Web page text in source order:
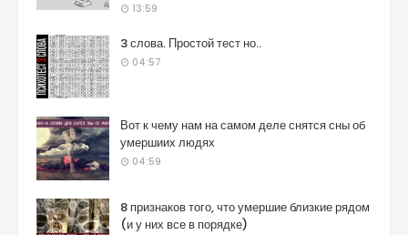
13:59
3 слова. Простой тест но..
04:57
Вот к чему нам на самом деле снятся сны об
умершиих людях
04:59
8 признаков того, что умершие близкие рядом
(и у них все в порядке)